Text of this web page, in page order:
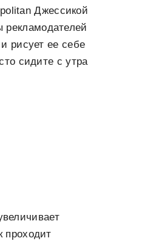
Джессикой
рисует ее себе
сидите с утра
проходит